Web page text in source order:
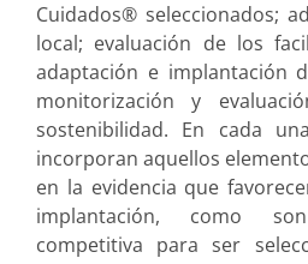
Cuidados® seleccionados;
local; evaluación de los
adaptación e implantación
monitorización y
sostenibilidad. En cada
incorporan aquellos
en la evidencia que
implantación, como
competitiva para ser